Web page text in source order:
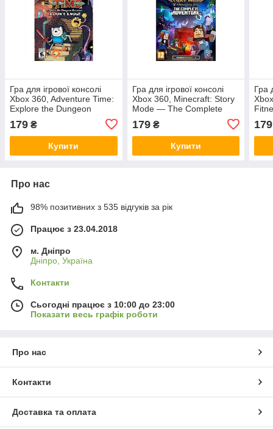
Гра для ігрової консолі
Xbox 360, Adventure Time:
Explore the Dungeon
(LT 3.0, LT 2.0)
179 ₴
Купити
Гра для ігрової консолі
Xbox 360, Minecraft: Story
Mode — The Complete
Adventure (LT 3.0, LT 2.0)
179₴
Купити
Гра
179
Про нас
98% позитивних з 535 відгуків за рік
Працює з 23.04.2018
м. Дніпро
Дніпро, Україна
Контакти
Сьогодні працює з 10:00 до 23:00
Показати весь графік роботи
Про нас
Контакти
Доставка та оплата